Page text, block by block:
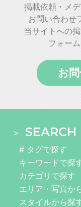
掲載依頼・メ
お問い合わせ
当サイトへの
フォー
お
SEARCH
# タグで探す
キーワードで探
カテゴリで探す
エリア・写真か
スタイルから探